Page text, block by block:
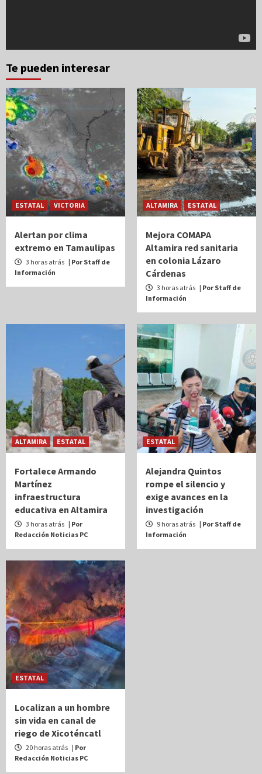
Te pueden interesar
ESTATAL VICTORIA
Alertan por clima
extremo en Tamaulipas
3 horas atrás | Por Staff de
Información
ALTAMIRA ESTATAL
Mejora COMAPA
Altamira red sanitaria
en colonia Lázaro
Cárdenas
3 horas atrás | Por Staff de
Información
ALTAMIRA ESTATAL
Fortalece Armando
Martínez
infraestructura
educativa en Altamira
3 horas atrás | Por
Redacción Noticias PC
ESTATAL
Alejandra Quintos
rompe el silencio y
exige avances en la
investigación
9 horas atrás | Por Staff de
Información
ESTATAL
Localizan a un hombre
sin vida en canal de
riego de Xicoténcatl
20 horas atrás | Por
Redacción Noticias PC